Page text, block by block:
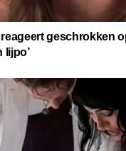
geschrokken
lijpo’